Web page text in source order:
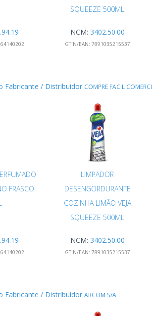
SQUEEZE 500ML
NCM: 3402.50.00
GTIN/EAN: 7891035215537
Fabricante / Distribuidor COMPRE FACIL COMERCI
FRASCO
LIMPADOR
DESENGORDURANTE
COZINHA LIMÃO VEJA
SQUEEZE 500ML
NCM: 3402.50.00
GTIN/EAN: 7891035215537
Fabricante / Distribuidor ARCOM S/A